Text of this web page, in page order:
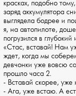
красках, подобно
заряд аккумулятора
выглядела бодрее и
я, на автопилоте,
погрузился в
«Стас, вставай! Нам
ждет, когда мы
девчонки уже вовсю
прошло часа 2.
- Вставай скорее, уже
- Ага, уже встаю. А